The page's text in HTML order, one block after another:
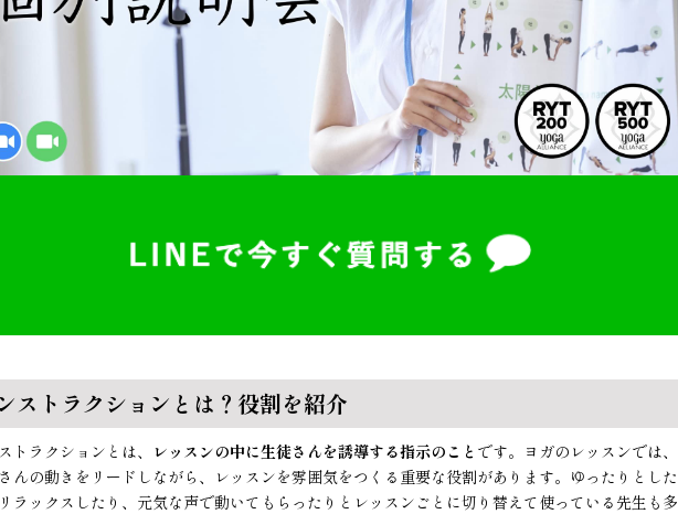
ストラクションとは？役割を紹介
トラクションとは、 レッスンの中に生徒さんを誘導する指示のこと です。ヨガのレッスンでは、
んの動きをリードしながら、レッスンを雰囲気をつくる重要な役割があります。ゆったりとした
ラックスしたり、元気な声で動いてもらったりとレッスンごとに切り替えて使っている先生も多